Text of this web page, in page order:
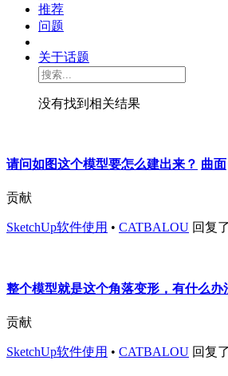
推荐
问题
关于话题
没有找到相关结果
请问如图这个模型要怎么建出来？ 曲面
贡献
SketchUp软件使用 • CATBALOU 回复
整个模型就是这个角落变形，有什么办
贡献
SketchUp软件使用 • CATBALOU 回复